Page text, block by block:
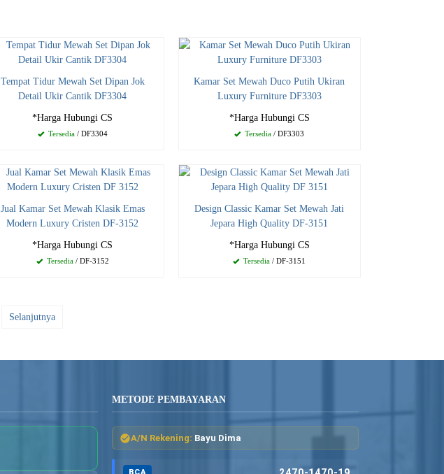
Tempat Tidur Mewah Set Dipan Jok
Detail Ukir Cantik DF3304
*Harga Hubungi CS
Tersedia/ DF3304
Kamar Set Mewah Duco Putih Ukiran
Luxury Furniture DF3303
*Harga Hubungi CS
Tersedia / DF3303
Jual Kamar Set Mewah Klasik Emas
Modern Luxury Cristen DF-3152
*Harga Hubungi CS
Tersedia/ DF-3152
Design Classic Kamar Set Mewah Jati
Jepara High Quality DF-3151
*Harga Hubungi CS
Tersedia / DF-3151
Selanjutnya
METODE PEMBAYARAN
A/N Rekening: Bayu Dima